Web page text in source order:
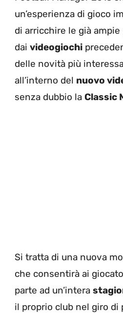
un’esperienza di gioco
di arricchire le già
dai videogiochi
delle novità più
all’interno del nuovo
senza dubbio la Classic
Si tratta di una nuova
che consentirà ai
parte ad un’intera
il proprio club nel giro di